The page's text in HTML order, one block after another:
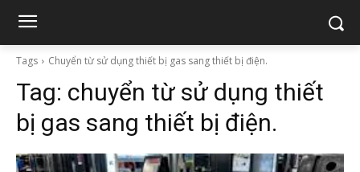
Tags Chuyển từ sử dụng thiết bị gas sang thiết bị điện.
Tag: chuyển từ sử dụng thiết
bị gas sang thiết bị điện.